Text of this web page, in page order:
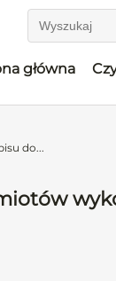
Wyszukaj
główna
do...